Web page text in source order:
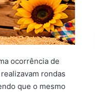
ocorrência de
rondas
que o mesmo